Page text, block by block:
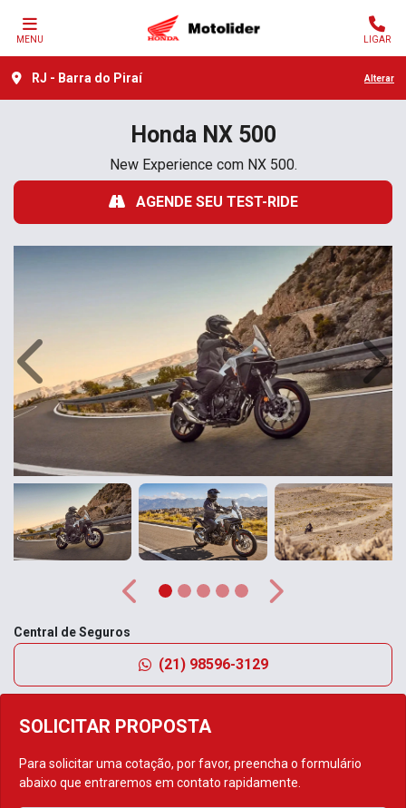
MENU LIGAR
RJ - Barra do Piraí Alterar
HondaNX 500
New Experience com NX 500.
AGENDE SEU TEST-RIDE
SOLICITAR PROPOSTA
Para solicitar uma cotação, por favor, preencha o formulário
abaixo que entraremos em contato rapidamente.
Anterior
Anterior Próximo
Central de Seguros
(21) 98596-3129